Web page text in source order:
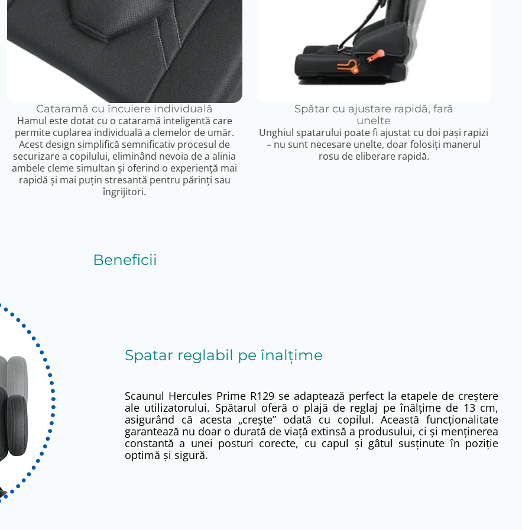
Cataramă cu încuiere individuală
Hamul este dotat cu o cataramă inteligentă care
permite cuplarea individuală a clemelor de umăr.
Acest design simplifică semnificativ procesul de
securizare a copilului, eliminând nevoia de a alinia
ambele cleme simultan și oferind o experiență mai
rapidă și mai puțin stresantă pentru părinți sau
îngrijitori.
Spătar cu ajustare rapidă, fară
unelte
Unghiul spatarului poate fi ajustat cu doi pași rapizi
– nu sunt necesare unelte, doar folosiți manerul
rosu de eliberare rapidă.
Beneficii
Spatar reglabil pe înalțime
Scaunul Hercules Prime R129 se adaptează perfect la etapele de creștere
ale utilizatorului. Spătarul oferă o plajă de reglaj pe înălțime de 13 cm,
asigurând că acesta „crește” odată cu copilul. Această funcționalitate
garantează nu doar o durată de viață extinsă a produsului, ci și menținerea
constantă a unei posturi corecte, cu capul și gâtul susținute în poziție
optimă și sigură.